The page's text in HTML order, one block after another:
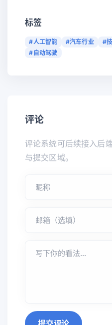
标签
#人工智能 #汽车行业 #
#自动驾驶
评论
评论系统可后续接入后
与提交区域。